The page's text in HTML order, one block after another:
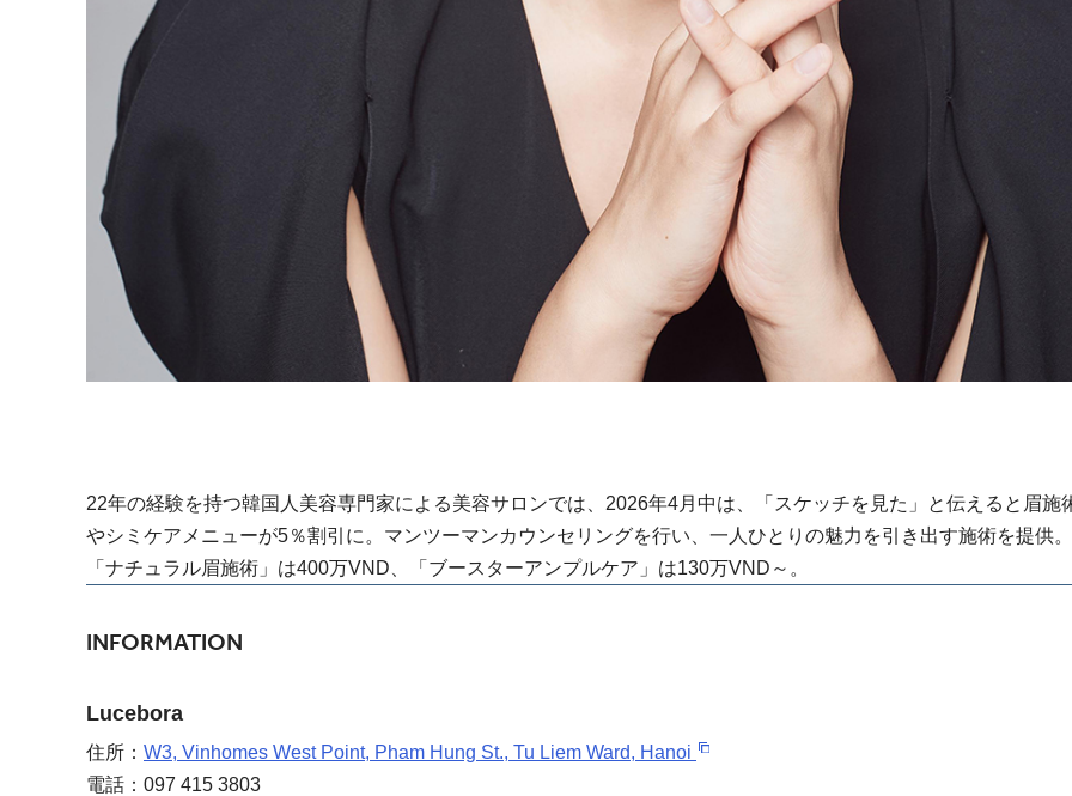
22年の経験を持つ韓国人美容専門家による美容サロンでは、2026年4月中は、「スケッチを見た」と伝えると眉施
やシミケアメニューが5％割引に。マンツーマンカウンセリングを行い、一人ひとりの魅力を引き出す施術を提供。
「ナチュラル眉施術」は400万VND、「ブースターアンプルケア」は130万VND～。
INFORMATION
Lucebora
住所： W3, Vinhomes West Point, Pham Hung St., Tu Liem Ward, Hanoi
電話：097 415 3803